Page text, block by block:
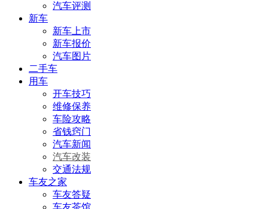
汽车评测
新车
新车上市
新车报价
汽车图片
二手车
用车
开车技巧
维修保养
车险攻略
省钱窍门
汽车新闻
汽车改装
交通法规
车友之家
车友答疑
车友茶馆